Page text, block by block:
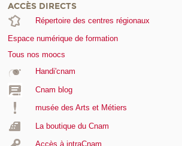
ACCÈS DIRECTS
Répertoire des centres régionaux
Espace numérique de formation
Tous nos moocs
Handi'cnam
Cnam blog
musée des Arts et Métiers
La boutique du Cnam
Accès à intraCnam